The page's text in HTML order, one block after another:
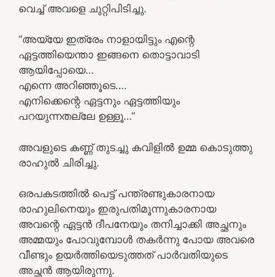
വെച്ച് അവളെ ചുറ്റിപിടിച്ചു.
“അയ്യേ ഇത്രേം നാളായിട്ടും എന്റെ
ഏട്ടത്തിയെന്താ ഇങ്ങനെ തൊട്ടാവാടി
ആയിപ്പോയെ…
എന്നെ അറിഞ്ഞൂടെ….
എനിക്കെന്റെ ഏട്ടനും ഏട്ടത്തിയും
പറയുന്നതല്ലേ ഉള്ളൂ…”
അവളുടെ കണ്ണ് തുടച്ചു കവിളിൽ ഉമ്മ കൊടുത്തു
രാഹുൽ ചിരിച്ചു.
ഒരപകടത്തിൽ പെട്ട് പന്ത്രണ്ടുകാരനായ
രാഹുലിനെയും ഇരുപതിമൂന്നുകാരനായ
അവന്റെ ഏട്ടൻ ദീപനേയും തനിച്ചാക്കി അച്ഛനും
അമ്മയും പോവുമ്പോൾ തകർന്നു പോയ അവരെ
വീണ്ടും ഉയർത്തിയെടുത്തത് പാർവതിയുടെ
അച്ഛൻ ആയിരുന്നു.